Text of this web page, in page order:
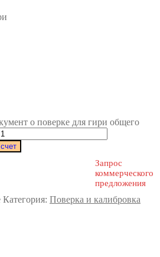
о поверке для гири общего
Запрос
коммерческого
предложения
Категория: Поверка и калибровка